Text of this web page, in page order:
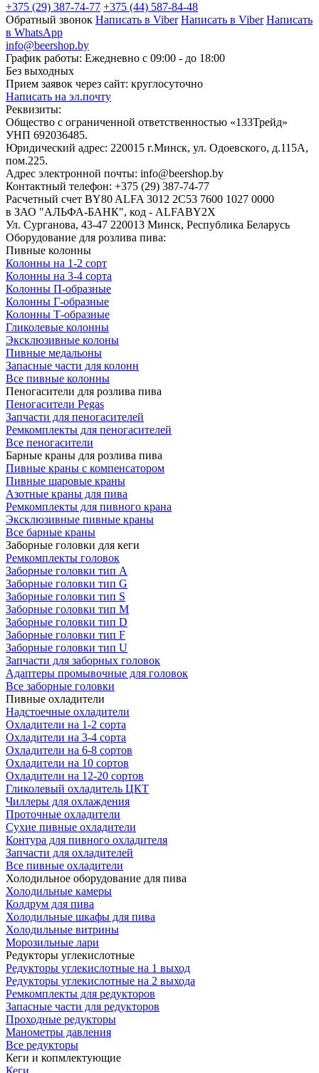
+375 (29) 387-74-77 +375 (44) 587-84-48
Обратный звонок Написать в Viber Написать в Viber Написать
в WhatsApp
info@beershop.by
График работы: Ежедневно с 09:00 - до 18:00
Без выходных
Прием заявок через сайт: круглосуточно
Написать на эл.почту
Реквизиты:
Общество с ограниченной ответственностью «133Трейд»
УНП 692036485​.
Юридический адрес: 220015 г.Минск, ул. Одоевского, д.115А,
пом.225.
Адрес электронной почты: info@beershop.by
Контактный телефон: +375 (29) 387-74-77
Расчетный счет BY80 ALFA 3012 2C53 7600 1027 0000
в ЗАО "АЛЬФА-БАНК", код - ALFABY2X
Ул. Сурганова, 43-47 220013 Минск, Республика Беларусь
Оборудование для розлива пива:
Пивные колонны
Колонны на 1-2 сорт
Колонны на 3-4 сорта
Колонны П-образные
Колонны Г-образные
Колонны Т-образные
Гликолевые колонны
Эксклюзивные колоны
Пивные медальоны
Запасные части для колонн
Все пивные колонны
Пеногасители для розлива пива
Пеногасители Pegas
Запчасти для пеногасителей
Ремкомплекты для пеногасителей
Все пеногасители
Барные краны для розлива пива
Пивные краны с компенсатором
Пивные шаровые краны
Азотные краны для пива
Ремкомплекты для пивного крана
Эксклюзивные пивные краны
Все барные краны
Заборные головки для кеги
Ремкомплекты головок
Заборные головки тип А
Заборные головки тип G
Заборные головки тип S
Заборные головки тип M
Заборные головки тип D
Заборные головки тип F
Заборные головки тип U
Запчасти для заборных головок
Адаптеры промывочные для головок
Все заборные головки
Пивные охладители
Надстоечные охладители
Охладители на 1-2 сорта
Охладители на 3-4 сорта
Охладители на 6-8 сортов
Охладители на 10 сортов
Охладители на 12-20 сортов
Гликолевый охладитель ЦКТ
Чиллеры для охлаждения
Проточные охладители
Сухие пивные охладители
Контура для пивного охладителя
Запчасти для охладителей
Все пивные охладители
Холодильное оборудование для пива
Холодильные камеры
Колдрум для пива
Холодильные шкафы для пива
Холодильные витрины
Морозильные лари
Редукторы углекислотные
Редукторы углекислотные на 1 выход
Редукторы углекислотные на 2 выхода
Ремкомплекты для редукторов
Запасные части для редукторов
Проходные редукторы
Манометры давления
Все редукторы
Кеги и копмлектующие